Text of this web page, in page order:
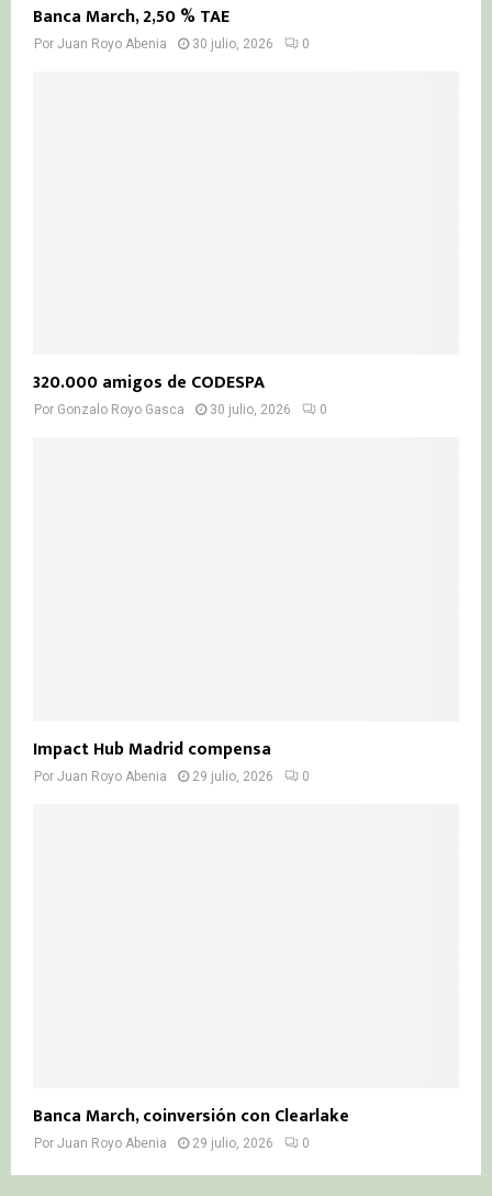
Banca March, 2,50 % TAE
Por Juan Royo Abenia 30 julio, 2026 0
320.000 amigos de CODESPA
Por Gonzalo Royo Gasca 30 julio, 2026 0
Impact Hub Madrid compensa
Por Juan Royo Abenia 29 julio, 2026 0
Banca March, coinversión con Clearlake
Por Juan Royo Abenia 29 julio, 2026 0